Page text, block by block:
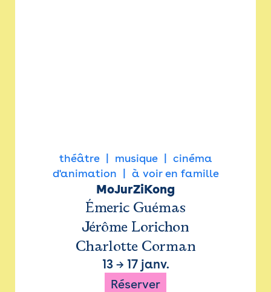
théâtre musique
cinéma
d'animation
à voir en famille
MoJurZiKong
Émeric Guémas
Jérôme Lorichon
Charlotte Corman
13→ 17 janv.
Réserver